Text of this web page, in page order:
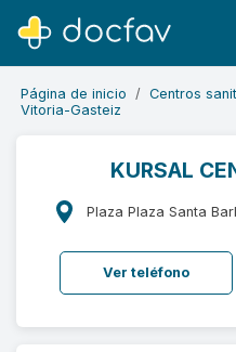
Página de inicio Centros
Vitoria-Gasteiz
KURSAL
Plaza Plaza Santa
Ver teléfono